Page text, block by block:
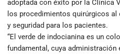
adoptada con éxito por la Clínica
los procedimientos quirúrgicos
y seguridad para los pacientes.
“El verde de indocianina es un
fundamental, cuya administración